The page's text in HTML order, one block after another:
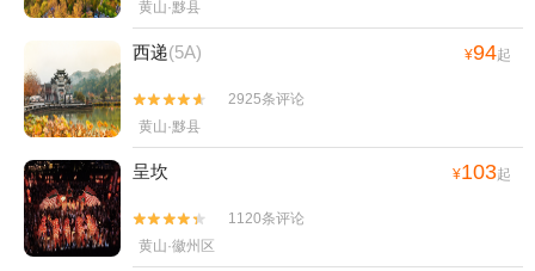
黄山·黟县
西递(5A) ¥94起


2925条评论
黄山·黟县
呈坎 ¥103起


1120条评论
黄山·徽州区